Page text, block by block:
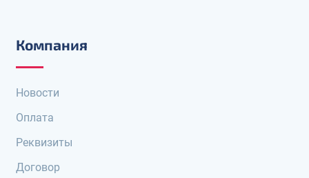
Компания
Новости
Оплата
Реквизиты
Договор